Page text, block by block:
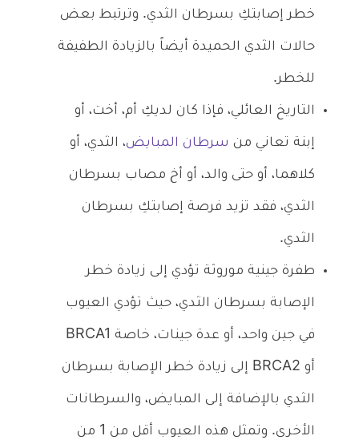
خطر إصابتكِ بسرطان الثدي. وترتبط بعض
حالات الثدي الحميدة أيضاً بالزيادة الطفيفة
للخطر.
التاريخ العائلي، فإذا كان لديكِ أم، أخت، أو
إبنة تعاني من سرطان المبايض، الثدي، أو
كلاهما، أو حتى والد، أو أخ مصاب بسرطان
الثدي، فقد تزيد فرصة إصابتكِ بسرطان
الثدي.
طفرة جينية موروثة تؤدي إلى زيادة خطر
الإصابة بسرطان الثدي، حيث تؤدي العيوب
في جين واحد، أو عدة جينات، خاصة BRCA1
أو BRCA2 إلى زيادة خطر الإصابة بسرطان
الثدي بالإضافة إلى المبايض، والسرطانات
الأخرى. وتمثل هذه العيوب أقل من 1 من